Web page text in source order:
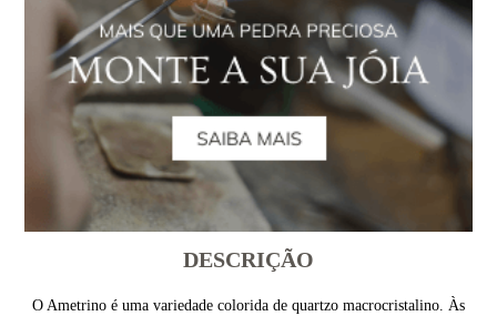
DESCRIÇÃO
O Ametrino é uma variedade colorida de quartzo macrocristalino. Às